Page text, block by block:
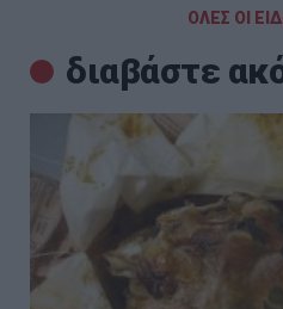
ΟΛΕΣ ΟΙ
διαβάστε